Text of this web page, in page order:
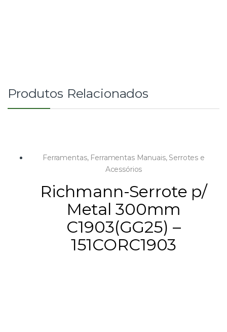
Produtos Relacionados
Ferramentas, Ferramentas Manuais, Serrotes e
Acessórios
Richmann-Serrote p/
Metal 300mm
C1903(GG25) –
151CORC1903